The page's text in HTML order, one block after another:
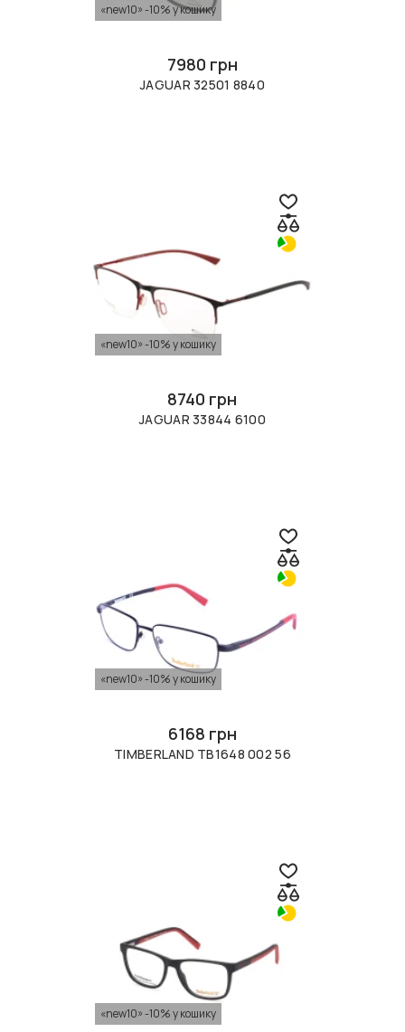
«new10» -10% у кошику
7980 грн
JAGUAR 32501 8840
«new10» -10% у кошику
8740 грн
JAGUAR 33844 6100
«new10» -10% у кошику
6168 грн
TIMBERLAND TB1648 002 56
«new10» -10% у кошику